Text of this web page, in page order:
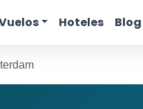
Hoteles Blog